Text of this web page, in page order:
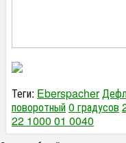
Теги: Eberspacher
поворотный0 градусов
22 1000 01 0040